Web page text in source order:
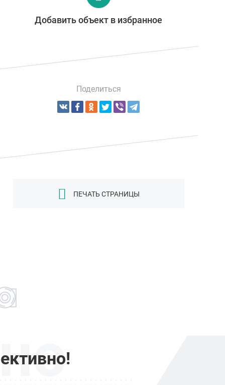
Добавить объект в избранное
Поделиться
ПЕЧАТЬ СТРАНИЦЫ